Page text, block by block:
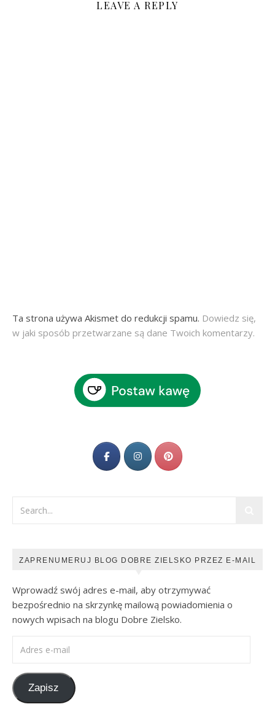
LEAVE A REPLY
Ta strona używa Akismet do redukcji spamu. Dowiedz się,
w jaki sposób przetwarzane są dane Twoich komentarzy.
ZAPRENUMERUJ BLOG DOBRE ZIELSKO PRZEZ E-MAIL
Wprowadź swój adres e-mail, aby otrzymywać
bezpośrednio na skrzynkę mailową powiadomienia o
nowych wpisach na blogu Dobre Zielsko.
Zapisz